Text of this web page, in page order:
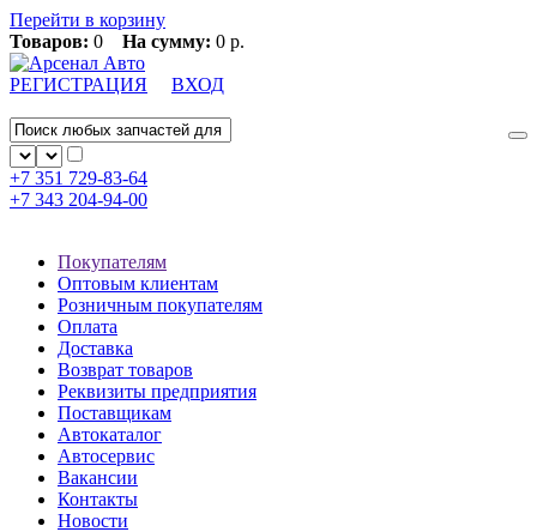
Перейти в корзину
Товаров: 0 На сумму: 0 р.
РЕГИСТРАЦИЯ ВХОД
+7 351 729-83-64
+7 343 204-94-00
Покупателям
Оптовым клиентам
Розничным покупателям
Оплата
Доставка
Возврат товаров
Реквизиты предприятия
Поставщикам
Автокаталог
Автосервис
Вакансии
Контакты
Новости